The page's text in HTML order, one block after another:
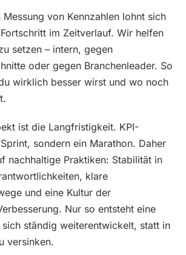
von Kennzahlen lohnt sich
im Zeitverlauf. Wir helfen
setzen – intern, gegen
oder gegen Branchenleader. So
wirklich besser wirst und wo noch
ist die Langfristigkeit. KPI-
sondern ein Marathon. Daher
nachhaltige Praktiken: Stabilität in
klare
und eine Kultur der
Nur so entsteht eine
ständig weiterentwickelt, statt in
versinken.